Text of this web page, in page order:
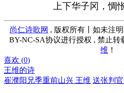
上下华子冈，惆
尚仁诗歌网 , 版权所有丨如未注
BY-NC-SA协议进行授权 , 禁止转
维 ！
喜欢 (0)
王维的诗
崔濮阳兄季重前山兴 王维 送张判